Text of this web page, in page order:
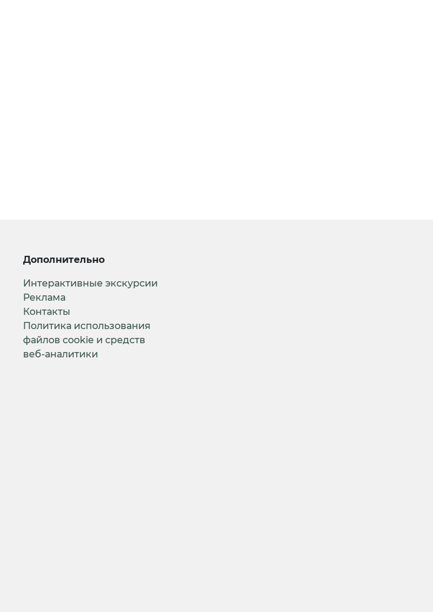
Дополнительно
Интерактивные экскурсии
Реклама
Контакты
Политика использования
файлов cookie и средств
веб-аналитики